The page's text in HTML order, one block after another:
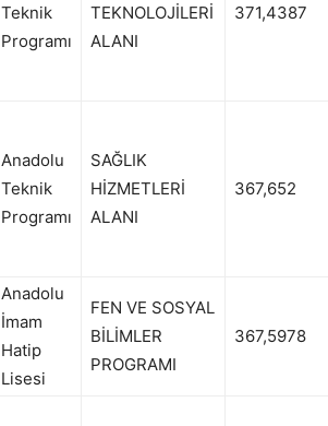
Teknik
Programı
TEKNOLOJİLERİ
ALANI
371,4387
Anadolu
Teknik
Programı
SAĞLIK
HİZMETLERİ
ALANI
367,652
Anadolu
İmam
Hatip
Lisesi
FEN VE SOSYAL
BİLİMLER
PROGRAMI
367,5978